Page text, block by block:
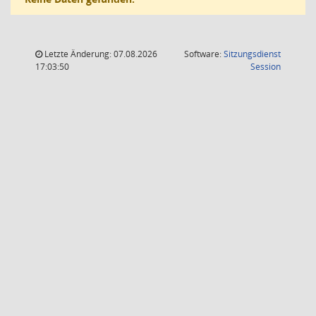
Letzte Änderung: 07.08.2026
17:03:50
Software:Sitzungsdienst
Session(Wird in